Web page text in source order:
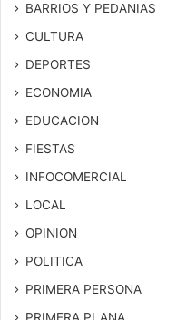
BARRIOS Y PEDANIAS
CULTURA
DEPORTES
ECONOMIA
EDUCACION
FIESTAS
INFOCOMERCIAL
LOCAL
OPINION
POLITICA
PRIMERA PERSONA